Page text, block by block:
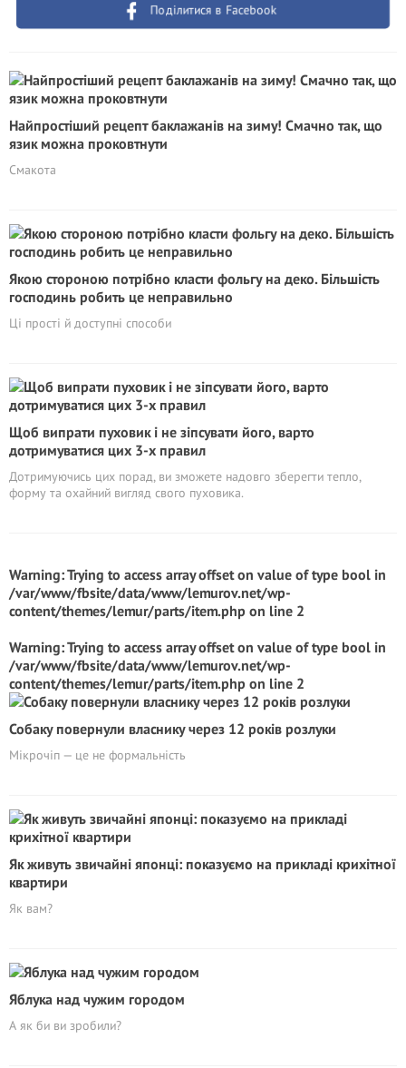
Поділитися в Facebook
Найпростіший рецепт баклажанів на зиму! Смачно так, що
язик можна проковтнути
Смакота
Якою стороною потрібно класти фольгу на деко. Більшість
господинь робить це неправильно
Ці прості й доступні способи
Щоб випрати пуховик і не зіпсувати його, варто
дотримуватися цих 3-х правил
Дотримуючись цих порад, ви зможете надовго зберегти тепло,
форму та охайний вигляд свого пуховика.
Warning: Trying to access array offset on value of type bool in
/var/www/fbsite/data/www/lemurov.net/wp-
content/themes/lemur/parts/item.php on line 2
Warning: Trying to access array offset on value of type bool in
/var/www/fbsite/data/www/lemurov.net/wp-
content/themes/lemur/parts/item.php on line 2
Собаку повернули власнику через 12 років розлуки
Мікрочіп — це не формальність
Як живуть звичайні японці: показуємо на прикладі крихітної
квартири
Як вам?
Яблука над чужим городом
А як би ви зробили?